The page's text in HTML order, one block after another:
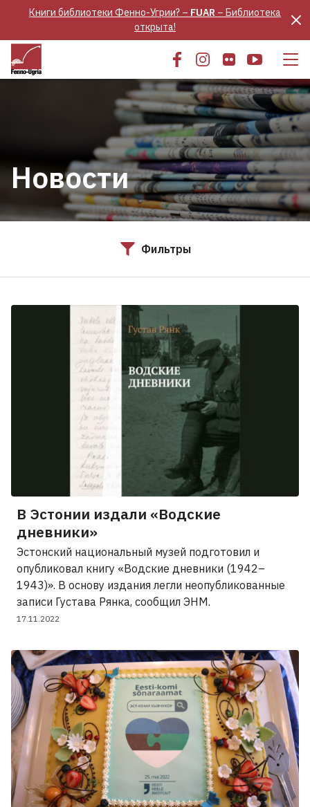
Книги библиотеки Фенно-Угрии? – FUAR – Библиотека
открыта!
Новости
Фильтры
В Эстонии издали «Водские
дневники»
Эстонский национальный музей подготовил и
опубликовал книгу «Водские дневники (1942–
1943)». В основу издания легли неопубликованные
записи Густава Рянка, сообщил ЭНМ.
17.11.2022